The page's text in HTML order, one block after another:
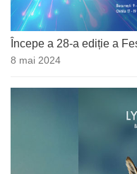
Începe a 28-a ediție a
8 mai 2024